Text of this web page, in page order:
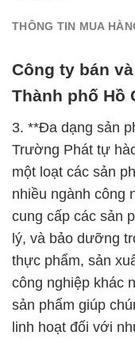
THÔNG TIN MUA
Công ty bán
Thành phố Hồ
3. **Đa dạng sản
Trường Phát tự
một loạt các sản
nhiều ngành công
cung cấp các sản
lý, và bảo dưỡng
thực phẩm, sản
công nghiệp khác
sản phẩm giúp
linh hoạt đối với